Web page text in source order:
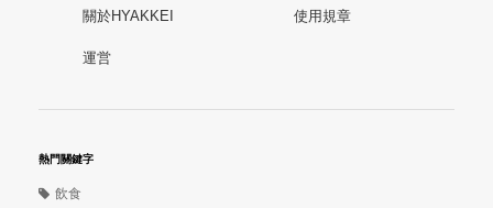
關於HYAKKEI 使用規章
運営
熱門關鍵字
飲食